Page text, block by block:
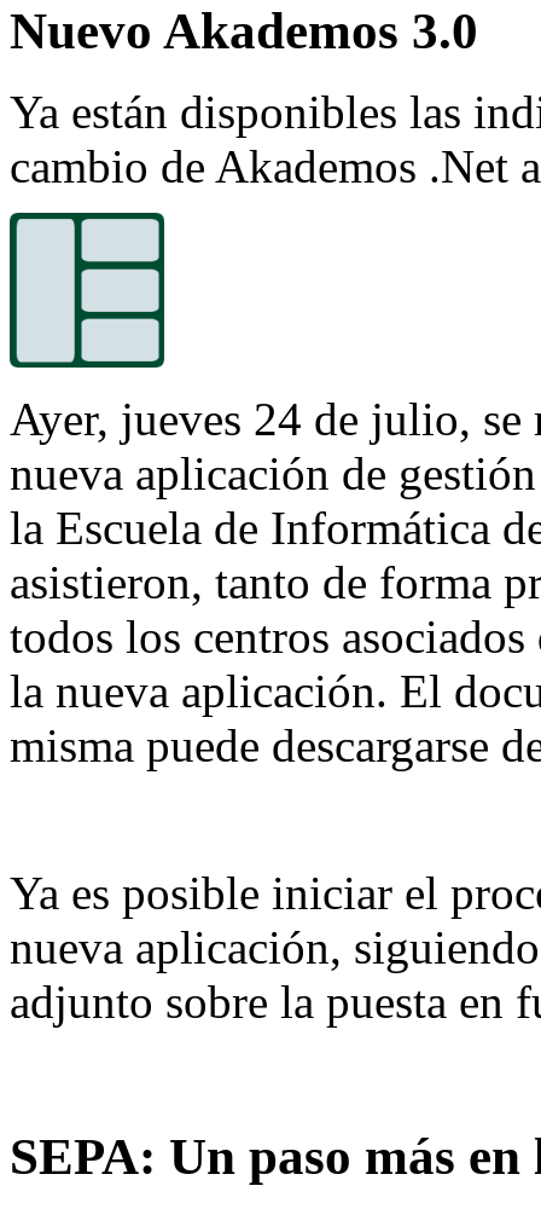
Nuevo Akademos 3.0
Ya están disponibles las
cambio de Akademos .Net
Ayer, jueves 24 de julio,
nueva aplicación de
la Escuela de Informática
asistieron, tanto de forma
todos los centros
la nueva aplicación. El
misma puede descargarse
Ya es posible iniciar el
nueva aplicación,
adjunto sobre la puesta en
SEPA: Un paso más